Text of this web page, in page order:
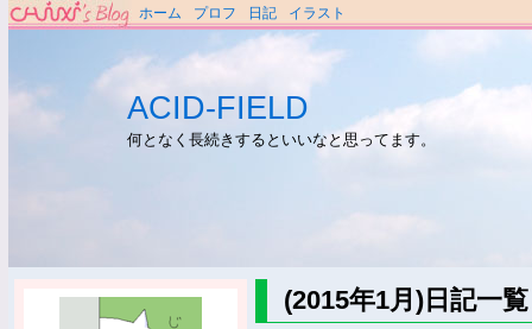
ホーム プロフ 日記 イラスト
ACID-FIELD
何となく長続きするといいなと思ってます。
(2015年1月)日記一覧